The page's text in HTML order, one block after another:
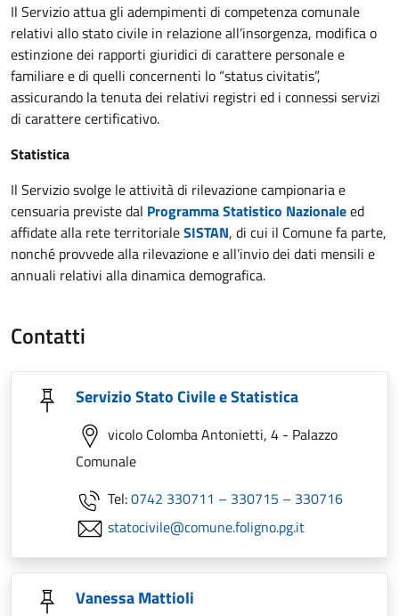
Il Servizio attua gli adempimenti di competenza comunale
relativi allo stato civile in relazione all’insorgenza, modifica o
estinzione dei rapporti giuridici di carattere personale e
familiare e di quelli concernenti lo “status civitatis”,
assicurando la tenuta dei relativi registri ed i connessi servizi
di carattere certificativo.
Statistica
Il Servizio svolge le attività di rilevazione campionaria e
censuaria previste dal Programma Statistico Nazionaleed
affidate alla rete territorialeSISTAN, di cui il Comune fa parte,
nonché provvede alla rilevazione e all’invio dei dati mensili e
annuali relativi alla dinamica demografica.
Contatti
Servizio Stato Civile e Statistica
vicolo Colomba Antonietti, 4 - Palazzo
Comunale
Tel:0742 330711 – 330715 – 330716
statocivile@comune.foligno.pg.it
Vanessa Mattioli